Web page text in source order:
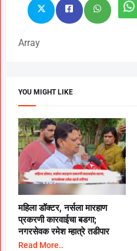
Array
YOU MIGHT LIKE
महिला डॉक्टर, नर्सला मारहाण
प्रकरणी कारवाईचा बडगा;
नगरसेवक रमेश म्हात्रे तडीपार
Read More..